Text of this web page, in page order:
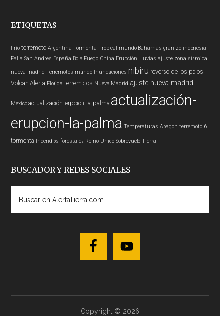
ETIQUETAS
Frío terremoto Argentina Tormenta Tropical mundo Bahamas granizo indonesia
Falla San Andres España Bola Fuego China Erupción Lluvias ajuste zona sísmica
nueva madrid Terremotos mundo Inundaciones nibiru reverso de los polos
Volcan Alerta Florida terremotos Nueva Madrid ajuste nueva madrid
Mexico actualización-erpcion-la-palma actualización-
erupcion-la-palma Temperaturas Apagon terremoto 6
tormenta Incendios forestales Reino Unido Sobrevuelo Tierra
BUSCADOR Y REDES SOCIALES
AlertaTierra.com
Copyright © 2026